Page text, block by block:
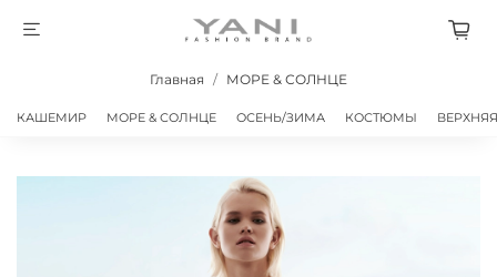
Главная МОРЕ & СОЛНЦЕ
КАШЕМИР МОРЕ & СОЛНЦЕ ОСЕНЬ/ЗИМА КОСТЮМЫ